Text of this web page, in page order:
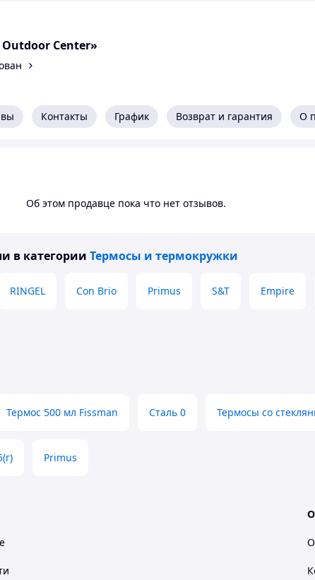
объём
Center»
Контакты График Возврат и гарантия О
Об этом продавце пока что нет отзывов.
в категории Термосы и термокружки
RINGEL Con Brio Primus S&T Empire
Термос 500 мл Fissman Сталь 0 Термосы со
Primus